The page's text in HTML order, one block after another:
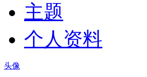
主题
个人资料
头像